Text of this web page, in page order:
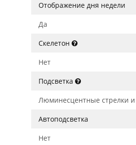
Отображение дня недели
Да
Скелетон
Нет
Подсветка
Люминесцентные стрелки и
Автоподсветка
Нет